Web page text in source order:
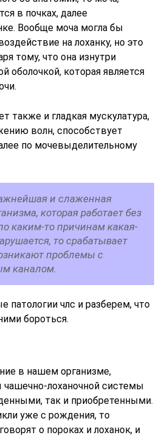
в почках, далее
Вообще моча могла бы
на лоханку, но это
тому, что она изнутри
оболочкой, которая является
также и гладкая мускулатура,
волн, способствует
по мочевыделительному
и слаженная
которая работает без
каким-то причинам какая-
то срабатывает
проблемы с
каналом.
патологии члс и разберем, что
бороться.
в нашем организме,
лоханочной системы
так и приобретенными.
уже с рождения, то
о пороках и лоханок, и